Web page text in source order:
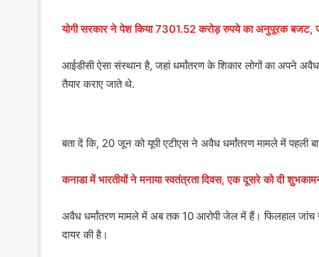
योगी सरकार ने पेश किया 7301.52 करोड़ रुपये का अनुपूरक बजट,
आईडीसी ऐसा संस्थान है, जहां धर्मांतरण के शिकार लोगों का अपने
तैयार कराए जाते थे.
बता दें कि, 20 जून को यूपी एटीएस ने अवैध धर्मांतरण मामले में पहली
कनाडा में भारतीयों ने मनाया स्वतंत्रता दिवस, एक दूसरे को दी
अवैध धर्मांतरण मामले में अब तक 10 आरोपी जेल में हैं। फिलहाल जांच
दायर की है।